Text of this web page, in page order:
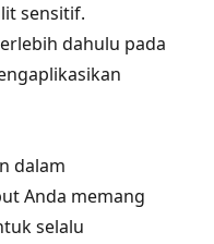
sensitif.
dahulu pada
dalam
Anda memang
selalu